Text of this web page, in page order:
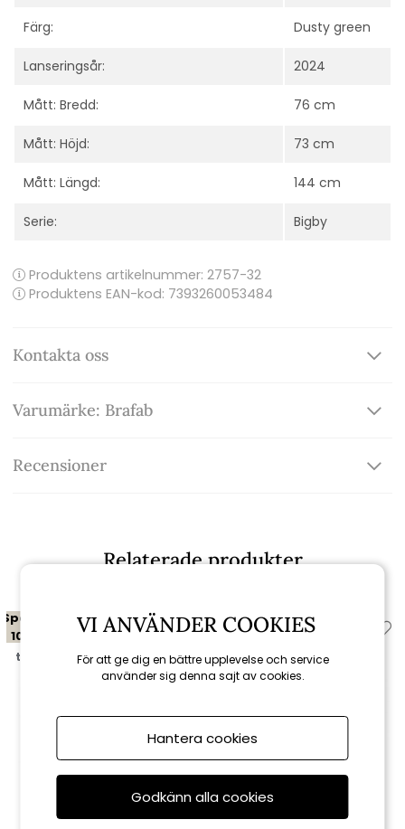
Färg: Dusty green
Lanseringsår: 2024
Mått: Bredd: 76 cm
Mått: Höjd: 73 cm
Mått: Längd: 144 cm
Serie: Bigby
Produktens artikelnummer: 2757-32
Produktens EAN-kod: 7393260053484
Kontakta oss
Varumärke: Brafab
Recensioner
Relaterade produkter
Spara
10%
till 16/8
Spara
10%
till 16/8
VI ANVÄNDER COOKIES
För att ge dig en bättre upplevelse och service
använder sig denna sajt av cookies.
Hantera cookies
Godkänn alla cookies